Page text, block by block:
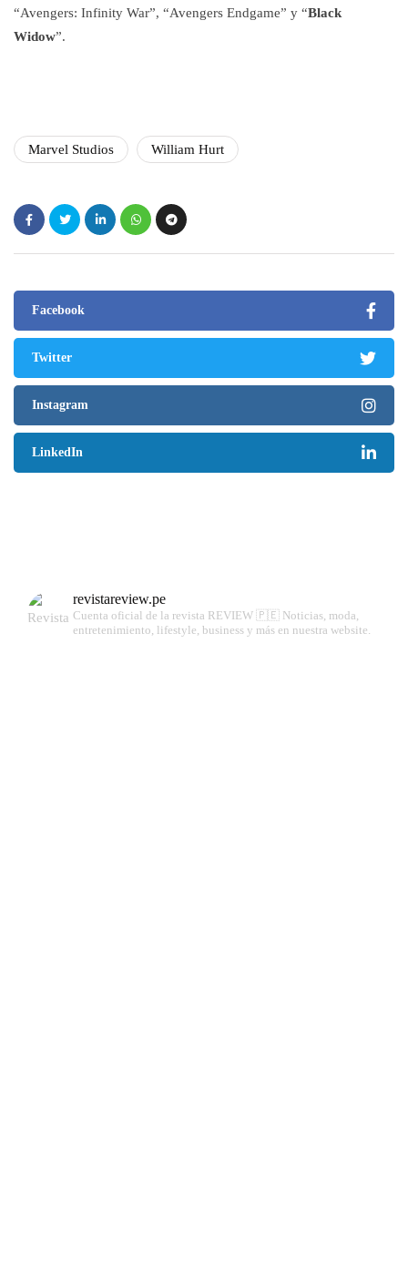
“Avengers: Infinity War”, “Avengers Endgame” y “Black
Widow”.
Marvel Studios William Hurt
Facebook
Twitter
Instagram
LinkedIn
revistareview.pe
Cuenta oficial de la revista REVIEW 🇵🇪 Noticias, moda,
entretenimiento, lifestyle, business y más en nuestra website.